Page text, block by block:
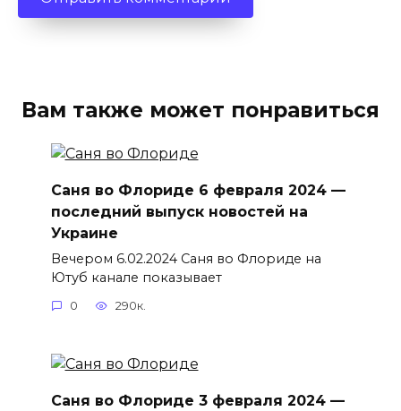
Вам также может понравиться
Саня во Флориде 6 февраля 2024 —
последний выпуск новостей на
Украине
Вечером 6.02.2024 Саня во Флориде на
Ютуб канале показывает
0 290к.
Саня во Флориде 3 февраля 2024 —